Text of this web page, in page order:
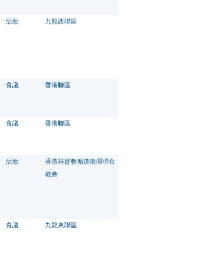
活動 九龍西聯區
會議 香港聯區
會議 香港聯區
活動
香港基督教循道衛理聯合
教會
會議 九龍東聯區